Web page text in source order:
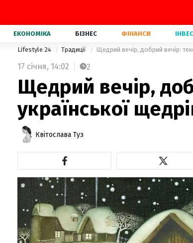
ЕКОНОМІКА БІЗНЕС ФІНАНСИ
Lifestyle 24 Традиції Щедрий вечір, добрий вечір:
17 січня, 14:02 2
Щедрий вечір,
української
Квітослава Туз